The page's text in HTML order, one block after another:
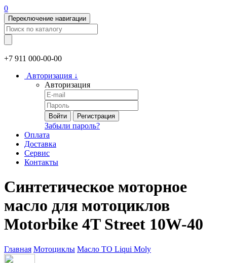
0
Переключение навигации
+7 911 000-00-00
Авторизация ↓
Авторизация
Войти Регистрация
Забыли пароль?
Оплата
Доставка
Сервис
Контакты
Синтетическое моторное
масло для мотоциклов
Motorbike 4T Street 10W-40
Главная Мотоциклы Масло ТО Liqui Moly